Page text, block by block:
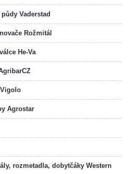
Vaderstad
Rožmitál
He-Va
Agrostar
rozmetadla, dobytčáky Western